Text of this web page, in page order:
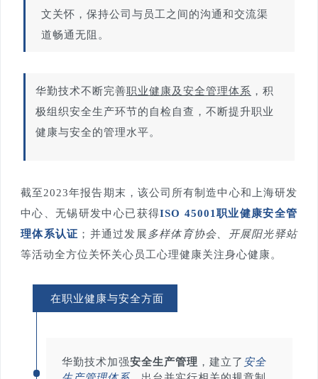
文关怀，保持公司与员工之间的沟通和交流渠
道畅通无阻。
华勤技术不断完善职业健康及安全管理体系 ，积
极组织安全生产环节的自检自查，不断提升职业
健康与安全的管理水平。
截至2023年报告期末，该公司所有制造中心和上海研发
中心、无锡研发中心已获得ISO 45001职业健康安全管
理体系认证 ； 并通过发展 多样体育协会、开展阳光驿站
等活动全方位关怀关心员工心理健康关注身心健康。
在职业健康与安全方面
华勤技术加强安全生产管理 ，建立了 安全